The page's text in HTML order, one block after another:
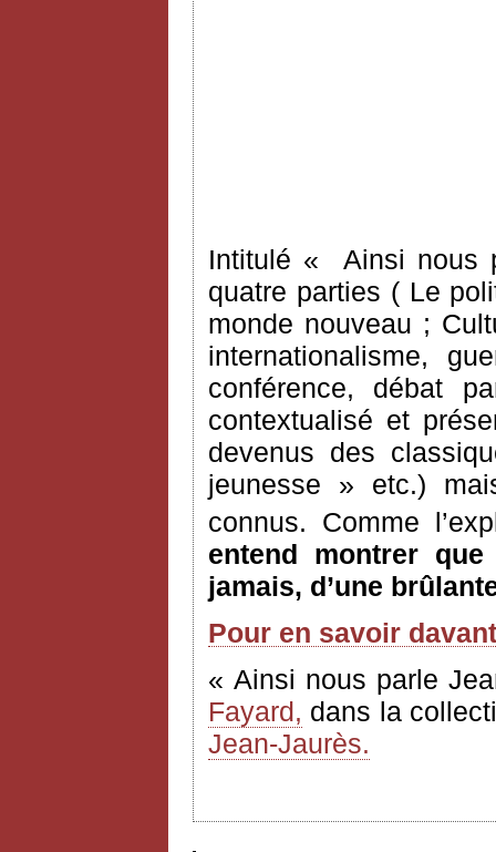
Intitulé « Ainsi nous
quatre parties ( Le
monde nouveau ;
internationalisme,
conférence, débat
contextualisé et
devenus des
jeunesse » etc.)
connus. Comme
entend montrer
jamais, d’une
Pour en savoir
« Ainsi nous parle
Fayard, dans la
Jean-Jaurès.